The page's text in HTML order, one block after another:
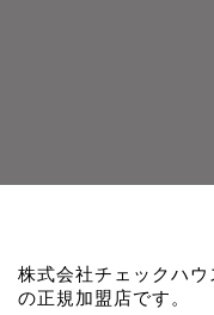
株式会社チェックハ
の正規加盟店です。